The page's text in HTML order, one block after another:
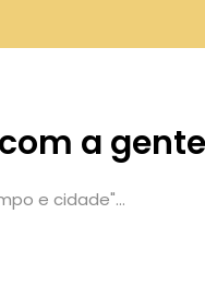
a
e cidade"...